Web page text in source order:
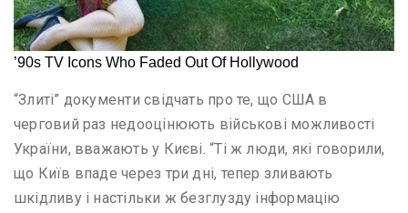
“Злиті” документи свідчать про те, що США в
черговий раз недооцінюють військові можливості
України, вважають у Києві. “Ті ж люди, які говорили,
що Київ впаде через три дні, тепер зливають
шкідливу і настільки ж безглузду інформацію